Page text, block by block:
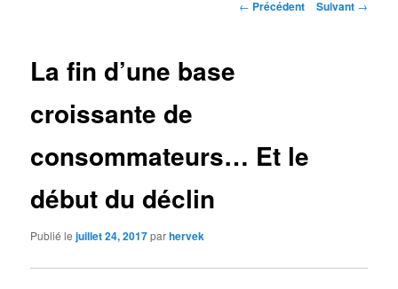
Navigation
← Précédent Suivant →
La fin d’une base
croissante de
consommateurs… Et le
début du déclin
Publié lejuillet 24, 2017parhervek